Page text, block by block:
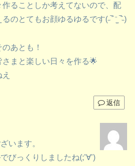
ることしか考えてないので、配
のとてもお顔ゆるゆるです(˶‾᷄ ⁻̫ ‾᷅˵)
あとも！
まと楽しい日々を作る🌟
返信
います。
びっくりしましたね(;’∀’)